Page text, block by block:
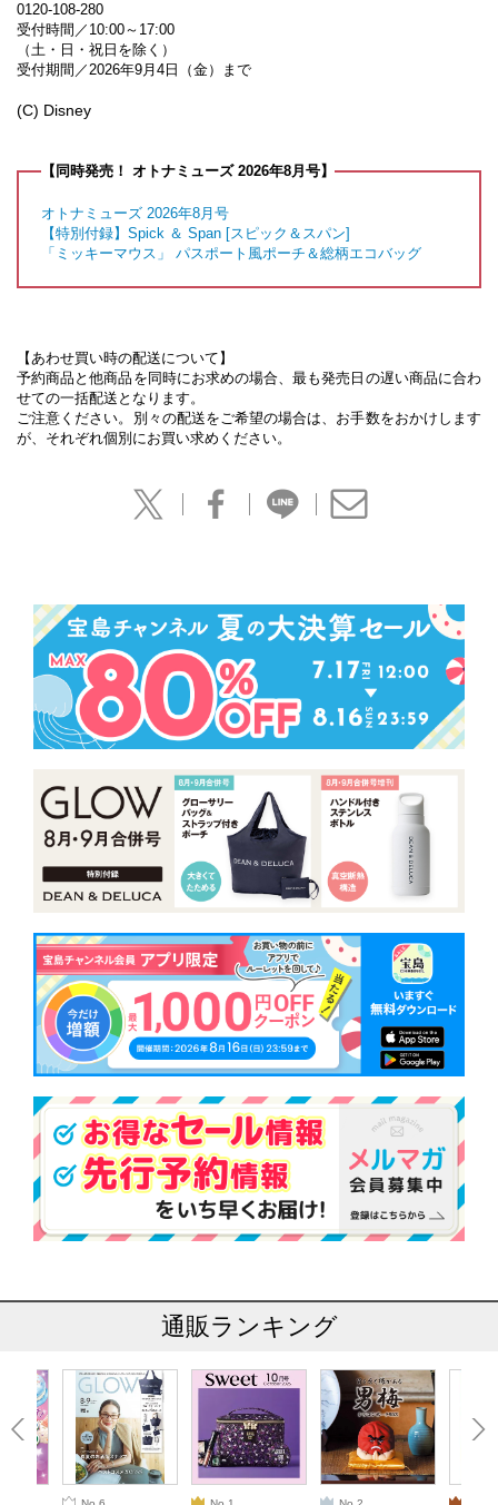
0120-108-280
受付時間／10:00～17:00
（土・日・祝日を除く）
受付期間／2026年9月4日（金）まで
(C) Disney
【同時発売！ オトナミューズ 2026年8月号】
オトナミューズ 2026年8月号
【特別付録】Spick ＆ Span [スピック＆スパン]
「ミッキーマウス」 パスポート風ポーチ＆総柄エコバッグ
【あわせ買い時の配送について】
予約商品と他商品を同時にお求めの場合、最も発売日の遅い商品に合わ
せての一括配送となります。
ご注意ください。別々の配送をご希望の場合は、お手数をおかけします
が、それぞれ個別にお買い求めください。
通販ランキング